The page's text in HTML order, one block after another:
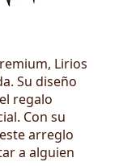
Lirios
Su diseño
regalo
Con su
arreglo
a alguien